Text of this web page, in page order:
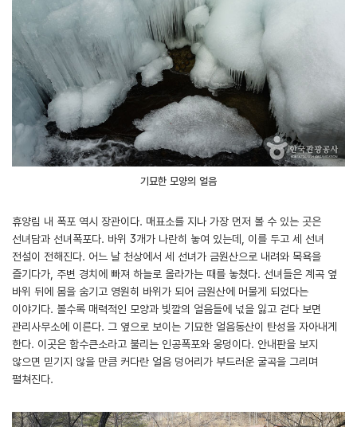
기묘한 모양의 얼음
휴양림 내 폭포 역시 장관이다. 매표소를 지나 가장 먼저 볼 수 있는 곳은
선녀담과 선녀폭포다. 바위 3개가 나란히 놓여 있는데, 이를 두고 세 선녀
전설이 전해진다. 어느 날 천상에서 세 선녀가 금원산으로 내려와 목욕을
즐기다가, 주변 경치에 빠져 하늘로 올라가는 때를 놓쳤다. 선녀들은 계곡 옆
바위 뒤에 몸을 숨기고 영원히 바위가 되어 금원산에 머물게 되었다는
이야기다. 볼수록 매력적인 모양과 빛깔의 얼음들에 넋을 잃고 걷다 보면
관리사무소에 이른다. 그 옆으로 보이는 기묘한 얼음동산이 탄성을 자아내게
한다. 이곳은 함수큰소라고 불리는 인공폭포와 웅덩이다. 안내판을 보지
않으면 믿기지 않을 만큼 커다란 얼음 덩어리가 부드러운 굴곡을 그리며
펼쳐진다.